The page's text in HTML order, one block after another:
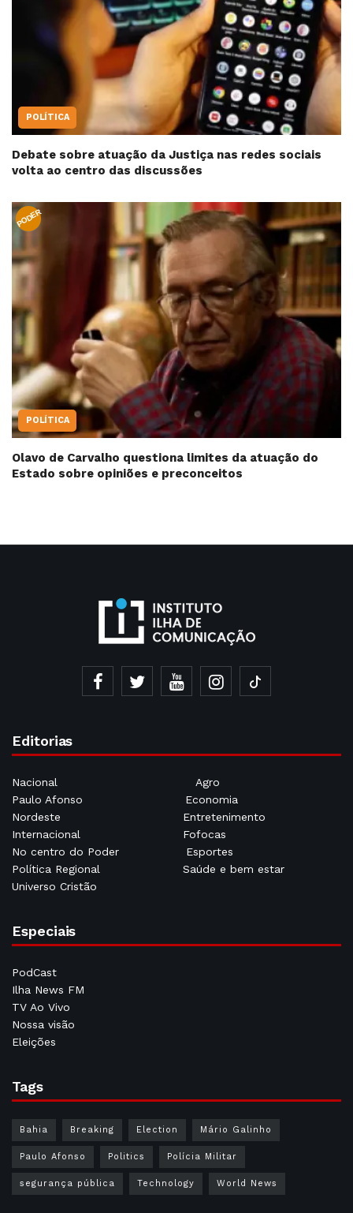
POLÍTICA
Debate sobre atuação da Justiça nas redes sociais
volta ao centro das discussões
PODER
POLÍTICA
Olavo de Carvalho questiona limites da atuação do
Estado sobre opiniões e preconceitos
Editorias
Nacional
Agro
Paulo Afonso
Economia
Nordeste
Entretenimento
Internacional
Fofocas
No centro do Poder
Esportes
Política Regional
Saúde e bem estar
Universo Cristão
Especiais
PodCast
Ilha News FM
TV Ao Vivo
Nossa visão
Eleições
Tags
Bahia Breaking Election Mário Galinho
Paulo Afonso Politics Polícia Militar
segurança pública Technology World News